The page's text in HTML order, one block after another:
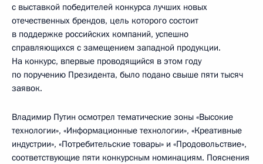
с выставкой победителей конкурса лучших новых
отечественных брендов, цель которого состоит
в поддержке российских компаний, успешно
справляющихся с замещением западной продукции.
На конкурс, впервые проводящийся в этом году
по поручению Президента, было подано свыше пяти тысяч
заявок.
Владимир Путин осмотрел тематические зоны «Высокие
технологии», «Информационные технологии», «Креативные
индустрии», «Потребительские товары» и «Продовольствие»,
соответствующие пяти конкурсным номинациям. Пояснения